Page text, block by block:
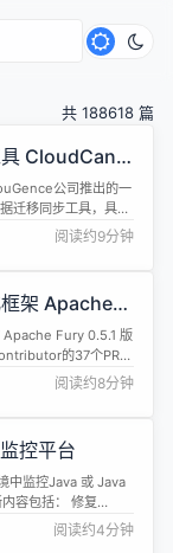
共 188618 篇
CloudCanal
公司推出的一
迁移同步工具，具备
、数据校验、数据订
型数据库、实时数
搜索引擎之间数据互
阅读约9分钟
架 Apache
布
Apache Fury 0.5.1 版
的37个PR的
新版本。 Release
incubator-
Fury简介
阅读约8分钟
控平台
中监控Java 或 Java
容包括： 修复
15 以来因缺少列
阅读约4分钟